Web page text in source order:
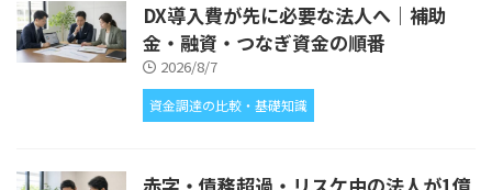
DX導入費が先に必要な法人へ｜補助
金・融資・つなぎ資金の順番
2026/8/7
資金調達の比較・基礎知識